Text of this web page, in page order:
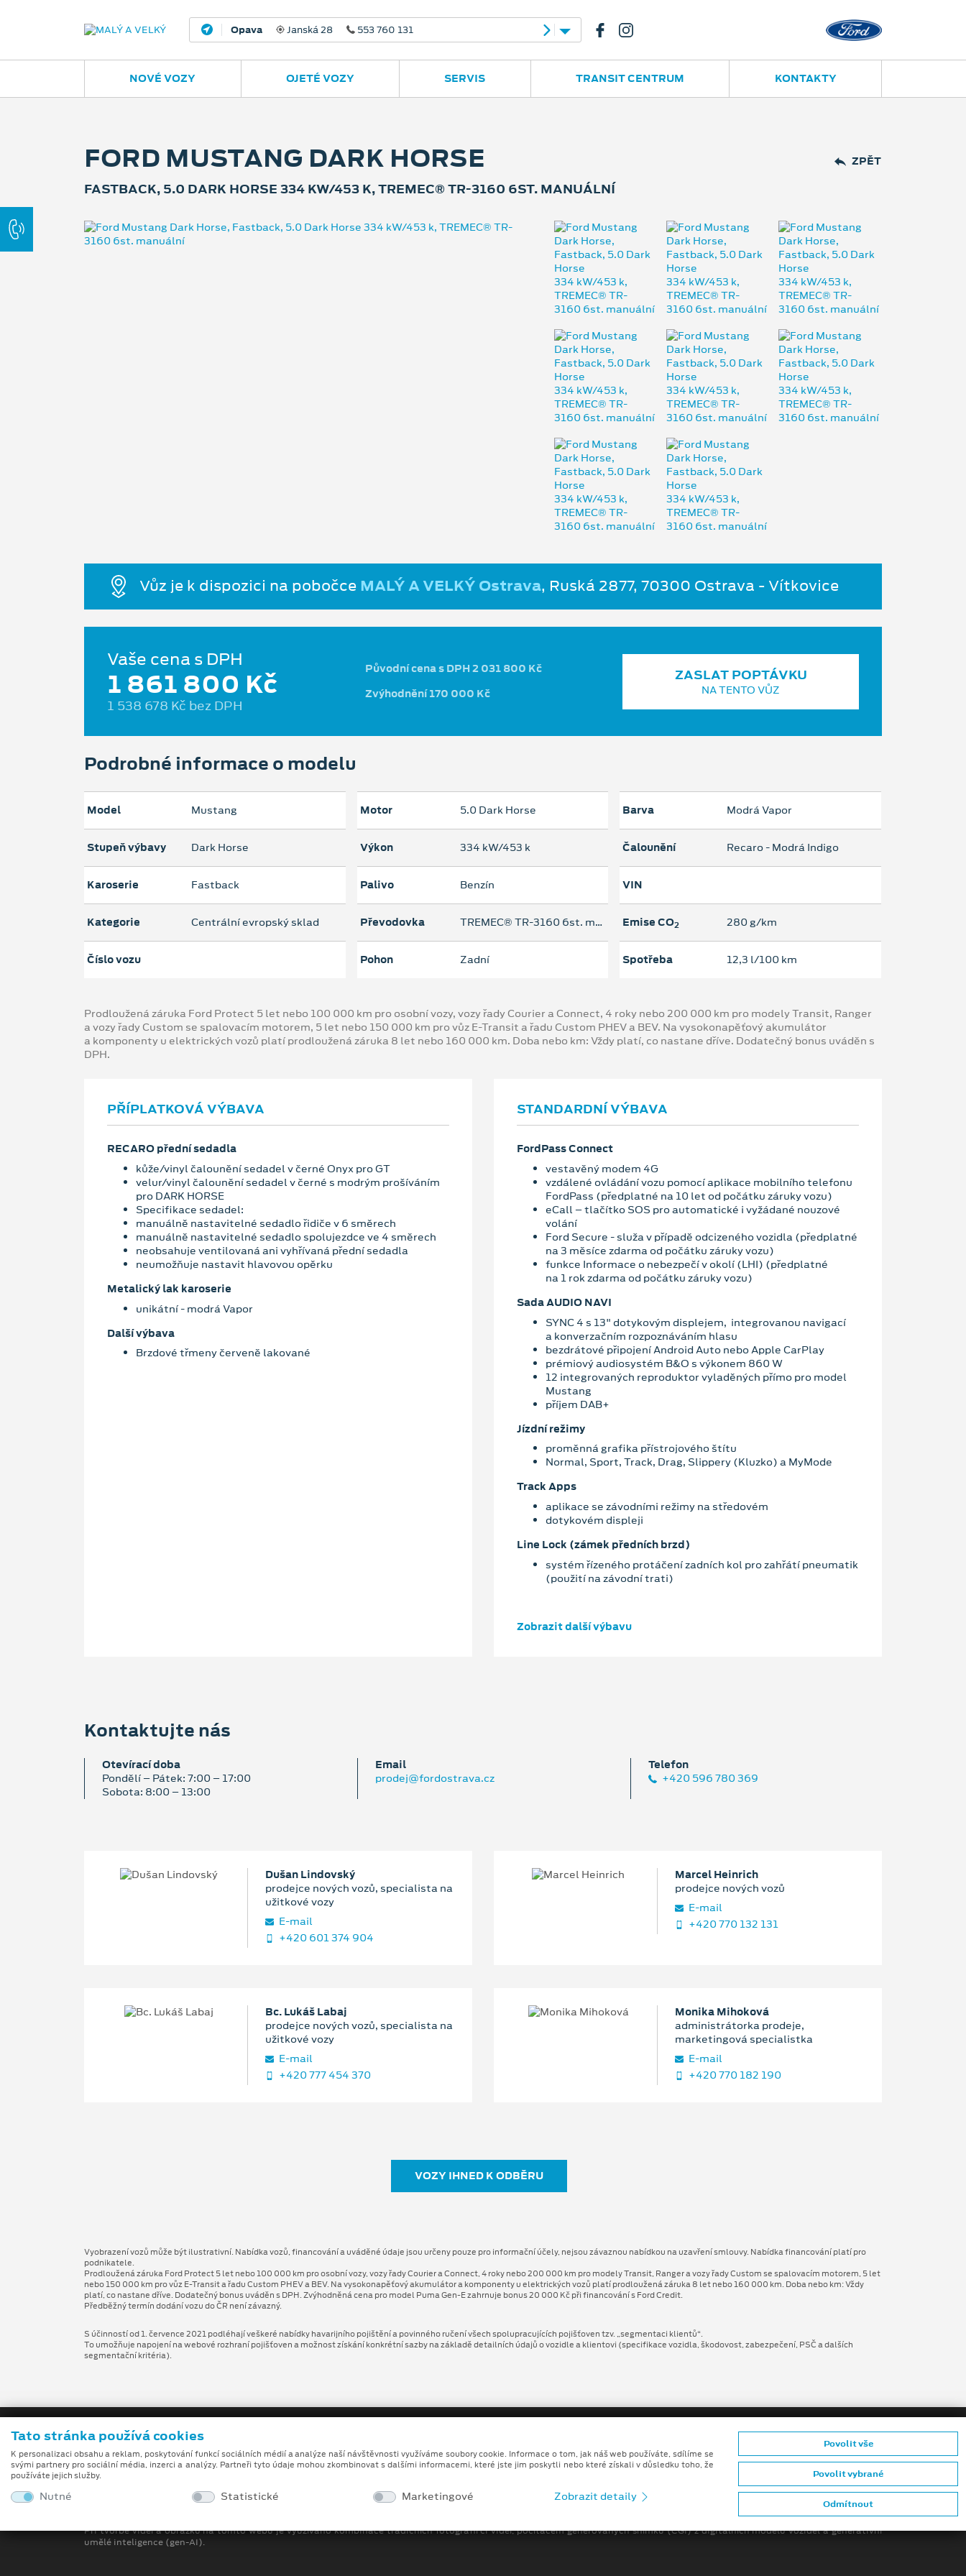
Ostrava - Vítkovice Ruská 2877 Opava
NOVÉ VOZY OJETÉ VOZY SERVIS TRANSIT CENTRUM KONTAKTY
ZPĚT
FORD MUSTANG DARK HORSE
FASTBACK, 5.0 DARK HORSE 334 KW/453 K, TREMEC® TR-3160 6ST. MANUÁLNÍ
Vůz je k dispozici na pobočce MALÝ A VELKÝ Ostrava, Ruská 2877, 70300 Ostrava - Vítkovice
Vaše cena s DPH
1 861 800 Kč
1 538 678 Kč bez DPH
Původní cena s DPH 2 031 800 Kč
Zvýhodnění 170 000 Kč
ZASLAT POPTÁVKU
NA TENTO VŮZ
Podrobné informace o modelu
Model Mustang
Stupeň výbavy Dark Horse
Karoserie Fastback
Kategorie Centrální evropský sklad
Číslo vozu
Motor 5.0 Dark Horse
Výkon 334 kW/453 k
Palivo Benzín
Převodovka TREMEC® TR-3160 6st. manuální
Pohon Zadní
Barva Modrá Vapor
Čalounění Recaro - Modrá Indigo
VIN
Emise CO2 280 g/km
Spotřeba 12,3 l/100 km
Prodloužená záruka Ford Protect 5 let nebo 100 000 km pro osobní vozy, vozy řady Courier a Connect, 4 roky nebo 200 000 km pro modely Transit, Ranger
a vozy řady Custom se spalovacím motorem, 5 let nebo 150 000 km pro vůz E-Transit a řadu Custom PHEV a BEV. Na vysokonapěťový akumulátor
a komponenty u elektrických vozů platí prodloužená záruka 8 let nebo 160 000 km. Doba nebo km: Vždy platí, co nastane dříve. Dodatečný bonus uváděn s
DPH.
PŘÍPLATKOVÁ VÝBAVA
RECARO přední sedadla
kůže/vinyl čalounění sedadel v černé Onyx pro GT
velur/vinyl čalounění sedadel v černé s modrým prošíváním
pro DARK HORSE
Specifikace sedadel:
manuálně nastavitelné sedadlo řidiče v 6 směrech
manuálně nastavitelné sedadlo spolujezdce ve 4 směrech
neobsahuje ventilovaná ani vyhřívaná přední sedadla
neumožňuje nastavit hlavovou opěrku
Metalický lak karoserie
unikátní - modrá Vapor
Další výbava
Brzdové třmeny červeně lakované
STANDARDNÍ VÝBAVA
FordPass Connect
vestavěný modem 4G
vzdálené ovládání vozu pomocí aplikace mobilního telefonu
FordPass (předplatné na 10 let od počátku záruky vozu)
eCall – tlačítko SOS pro automatické i vyžádané nouzové
volání
Ford Secure - služa v případě odcizeného vozidla (předplatné
na 3 měsíce zdarma od počátku záruky vozu)
funkce Informace o nebezpečí v okolí (LHI) (předplatné
na 1 rok zdarma od počátku záruky vozu)
Sada AUDIO NAVI
SYNC 4 s 13" dotykovým displejem, integrovanou navigací
a konverzačním rozpoznáváním hlasu
bezdrátové připojení Android Auto nebo Apple CarPlay
prémiový audiosystém B&O s výkonem 860 W
12 integrovaných reproduktor vyladěných přímo pro model
Mustang
příjem DAB+
Jízdní režimy
proměnná grafika přístrojového štítu
Normal, Sport, Track, Drag, Slippery (Kluzko) a MyMode
Track Apps
aplikace se závodními režimy na středovém
dotykovém displeji
Line Lock (zámek předních brzd)
systém řízeného protáčení zadních kol pro zahřátí pneumatik
(použití na závodní trati)
Zobrazit další výbavu
Kontaktujte nás
Otevírací doba
Pondělí – Pátek: 7:00 – 17:00
Sobota: 8:00 – 13:00
Email
prodej@fordostrava.cz
Telefon
+420 596 780 369
Dušan Lindovský
prodejce nových vozů, specialista na
užitkové vozy
E‑mail
+420 601 374 904
Marcel Heinrich
prodejce nových vozů
E‑mail
+420 770 132 131
Bc. Lukáš Labaj
prodejce nových vozů, specialista na
užitkové vozy
E‑mail
+420 777 454 370
Monika Mihoková
administrátorka prodeje,
marketingová specialistka
E‑mail
+420 770 182 190
VOZY IHNED K ODBĚRU
Vyobrazení vozů může být ilustrativní. Nabídka vozů, financování a uváděné údaje jsou určeny pouze pro informační účely, nejsou závaznou nabídkou na uzavření smlouvy. Nabídka financování platí pro
podnikatele.
Prodloužená záruka Ford Protect 5 let nebo 100 000 km pro osobní vozy, vozy řady Courier a Connect, 4 roky nebo 200 000 km pro modely Transit, Ranger a vozy řady Custom se spalovacím motorem, 5 let
nebo 150 000 km pro vůz E-Transit a řadu Custom PHEV a BEV. Na vysokonapěťový akumulátor a komponenty u elektrických vozů platí prodloužená záruka 8 let nebo 160 000 km. Doba nebo km: Vždy
platí, co nastane dříve. Dodatečný bonus uváděn s DPH. Zvýhodněná cena pro model Puma Gen⁠-⁠E zahrnuje bonus 20 000 Kč při financování s Ford Credit.
Předběžný termín dodání vozu do ČR není závazný.
S účinností od 1. července 2021 podléhají veškeré nabídky havarijního pojištění a povinného ručení všech spolupracujících pojišťoven tzv. „segmentaci klientů“.
To umožňuje napojení na webové rozhraní pojišťoven a možnost získání konkrétní sazby na základě detailních údajů o vozidle a klientovi (specifikace vozidla, škodovost, zabezpečení, PSČ a dalších
segmentační kritéria).
Obchodní podmínky
Ochrana osobních údajů Prohlášení o zpracování údajů konečných zákazníků
Při tvorbě videí a obrázků na tomto webu je využíváno kombinace tradičních fotografií či videí, počítačem generovaných snímků (CGI) z digitálních modelů vozidel a generativní
umělé inteligence (gen-AI).
Tato stránka používá cookies
K personalizaci obsahu a reklam, poskytování funkcí sociálních médií a analýze naší návštěvnosti využíváme soubory cookie. Informace o tom, jak náš web používáte, sdílíme se
svými partnery pro sociální média, inzerci a analýzy. Partneři tyto údaje mohou zkombinovat s dalšími informacemi, které jste jim poskytli nebo které získali v důsledku toho, že
používáte jejich služby.
Nutné Statistické Marketingové Zobrazit detaily
Odmítnout
Povolit vybrané
Povolit vše